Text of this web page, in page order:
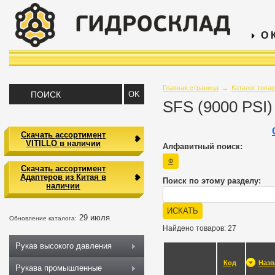
О
Главная страница → Каталог
SFS (9000 PSI)
Алфавитный поиск:
Ф
Поиск по этому разделу:
Найдено товаров: 27
Код
Скачать ассортимент
VITILLO в наличии
Скачать ассортимент
Адаптеров из Китая в
наличии
Обновление каталога: 29 июля
Рукав высокого давления
Рукава промышленные